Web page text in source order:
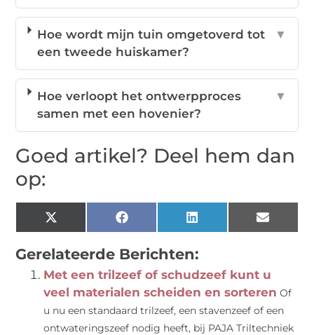
Hoe wordt mijn tuin omgetoverd tot
een tweede huiskamer?
▼
Hoe verloopt het ontwerpproces
samen met een hovenier?
▼
Goed artikel? Deel hem dan
op:
X
(Twitter)
Facebook LinkedIn Email
Gerelateerde Berichten:
Met een trilzeef of schudzeef kunt u
veel materialen scheiden en sorteren Of
u nu een standaard trilzeef, een stavenzeef of een
ontwateringszeef nodig heeft, bij PAJA Triltechniek